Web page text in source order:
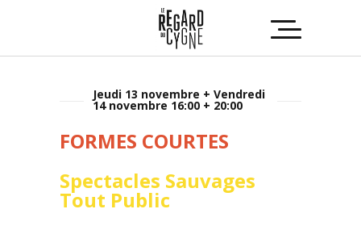
Jeudi 13 novembre + Vendredi
14 novembre 16:00 + 20:00
FORMES COURTES
Spectacles Sauvages
Tout Public